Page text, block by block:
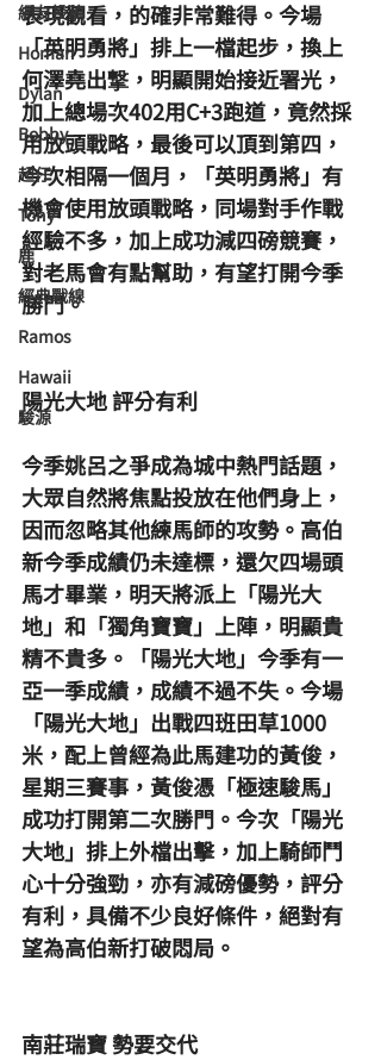
網友投稿
Homan
Dylan
Bobby
超仔
Tony
鹿
經典戰線
Ramos
Hawaii
駿源
表現觀看，的確非常難得。今場
「英明勇將」排上一檔起步，換上
何澤堯出撃，明顯開始接近署光，
加上總場次402用C+3跑道，竟然採
用放頭戰略，最後可以頂到第四，
今次相隔一個月，「英明勇將」有
機會使用放頭戰略，同場對手作戰
經驗不多，加上成功減四磅競賽，
對老馬會有點幫助，有望打開今季
勝門。
陽光大地 評分有利
今季姚呂之爭成為城中熱門話題，
大眾自然將焦點投放在他們身上，
因而忽略其他練馬師的攻勢。高伯
新今季成績仍未達標，還欠四場頭
馬才畢業，明天將派上「陽光大
地」和「獨角寶寶」上陣，明顯貴
精不貴多。「陽光大地」今季有一
亞一季成績，成績不過不失。今場
「陽光大地」出戰四班田草1000
米，配上曾經為此馬建功的黃俊，
星期三賽事，黃俊憑「極速駿馬」
成功打開第二次勝門。今次「陽光
大地」排上外檔出擊，加上騎師鬥
心十分強勁，亦有減磅優勢，評分
有利，具備不少良好條件，絕對有
望為高伯新打破悶局。
南莊瑞寶 勢要交代